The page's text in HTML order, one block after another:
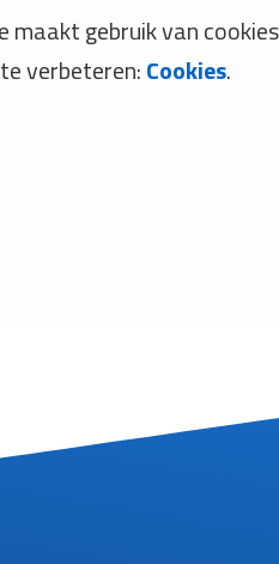
maakt gebruik van
verbeteren:Cookies.